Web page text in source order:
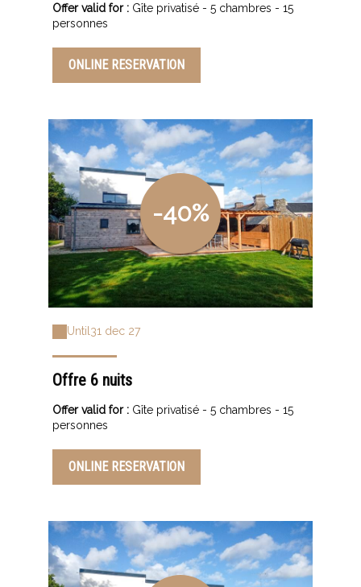
Offer valid for : Gîte privatisé - 5 chambres - 15
personnes
ONLINE RESERVATION
-40%
Until31 dec 27
Offre 6 nuits
Offer valid for : Gîte privatisé - 5 chambres - 15
personnes
ONLINE RESERVATION